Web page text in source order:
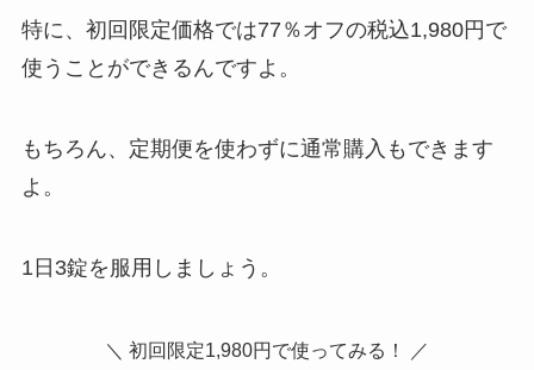
特に、初回限定価格では77％オフの税込1,980円で
使うことができるんですよ。
もちろん、定期便を使わずに通常購入もできます
よ。
1日3錠を服用しましょう。
＼ 初回限定1,980円で使ってみる！ ／